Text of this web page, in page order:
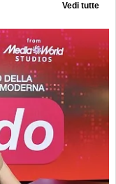
Vedi tutte